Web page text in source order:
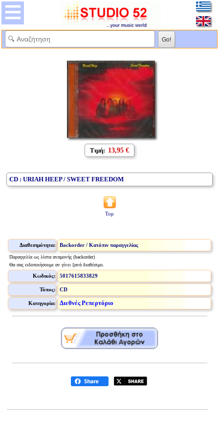
Τιμή: 13,95 €
CD : URIAH HEEP / SWEET FREEDOM
Top
Διαθεσιμότητα: Backorder / Κατόπιν παραγγελίας
Παραγγελία ως λίστα αναμονής (backorder)
Θα σας ειδοποιήσουμε αν γίνει ξανά διαθέσιμο.
Κωδικός: 5017615833829
Τύπος: CD
Κατηγορία: Διεθνές Ρεπερτόριο